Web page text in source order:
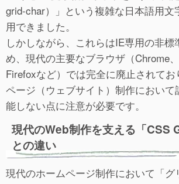
grid-char）」という複雑な日本語用文
用できました。
しかしながら、これらはIE専用の非標
め、現代の主要なブラウザ（Chrome、
Firefoxなど）では完全に廃止されて
ページ（ウェブサイト）制作におい
能しない点に注意が必要です。
現代のWeb制作を支える「CSS
との違い
現代のホームページ制作において「